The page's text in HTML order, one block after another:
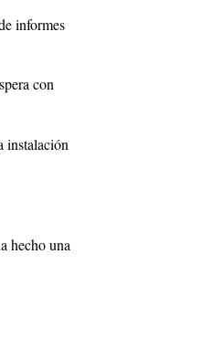
informes
con
instalación
hecho una